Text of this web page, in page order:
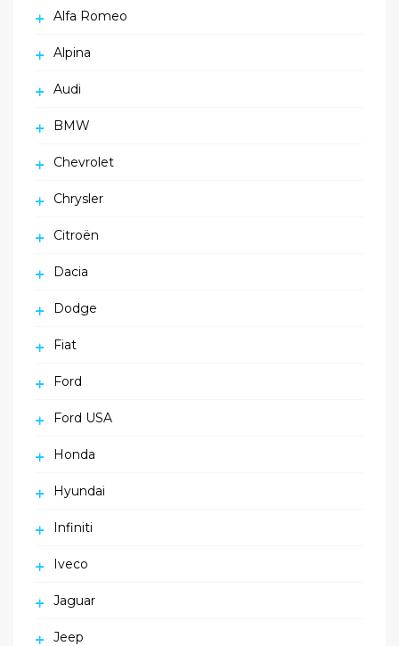
Alfa Romeo
Alpina
Audi
BMW
Chevrolet
Chrysler
Citroën
Dacia
Dodge
Fiat
Ford
Ford USA
Honda
Hyundai
Infiniti
Iveco
Jaguar
Jeep